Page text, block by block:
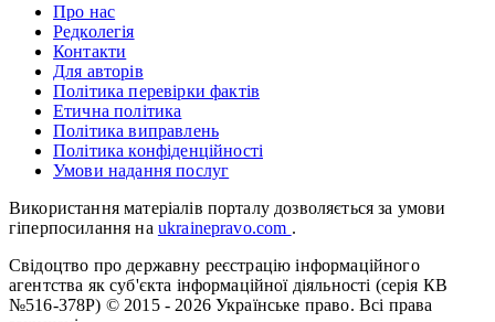
Про нас
Редколегія
Контакти
Для авторів
Політика перевірки фактів
Етична політика
Політика виправлень
Політика конфіденційності
Умови надання послуг
Використання матеріалів порталу дозволяється за умови
гіперпосилання на ukrainepravo.com .
Свідоцтво про державну реєстрацію інформаційного
агентства як суб'єкта інформаційної діяльності (серія КВ
№516-378Р) © 2015 - 2026 Українське право. Всі права